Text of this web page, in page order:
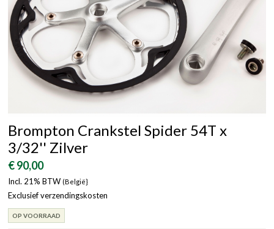
Brompton Crankstel Spider 54T x
3/32'' Zilver
€ 90,00
Incl. 21% BTW (België}
Exclusief verzendingskosten
OP VOORRAAD